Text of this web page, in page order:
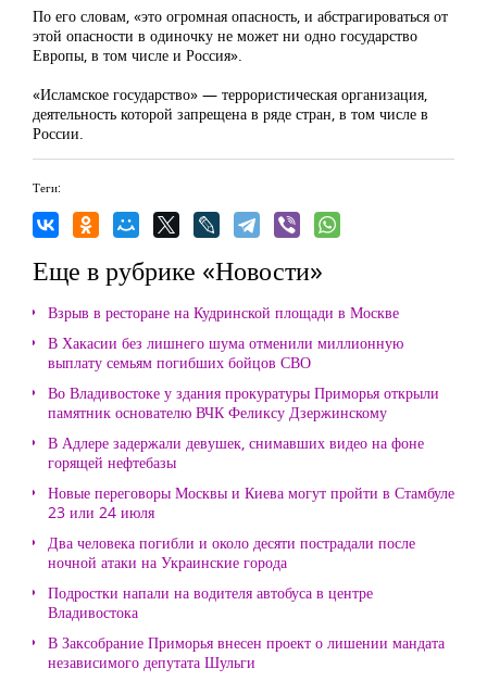
По его словам, «это огромная опасность, и абстрагироваться от
этой опасности в одиночку не может ни одно государство
Европы, в том числе и Россия».
«Исламское государство» — террористическая организация,
деятельность которой запрещена в ряде стран, в том числе в
России.
Теги:
Еще в рубрике «Новости»
Взрыв в ресторане на Кудринской площади в Москве
В Хакасии без лишнего шума отменили миллионную
выплату семьям погибших бойцов СВО
Во Владивостоке у здания прокуратуры Приморья открыли
памятник основателю ВЧК Феликсу Дзержинскому
В Адлере задержали девушек, снимавших видео на фоне
горящей нефтебазы
Новые переговоры Москвы и Киева могут пройти в Стамбуле
23 или 24 июля
Два человека погибли и около десяти пострадали после
ночной атаки на Украинские города
Подростки напали на водителя автобуса в центре
Владивостока
В Заксобрание Приморья внесен проект о лишении мандата
независимого депутата Шульги